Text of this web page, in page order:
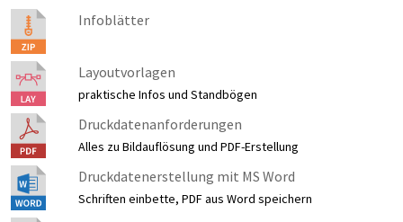
Infoblätter
Layoutvorlagen
praktische Infos und Standbögen
Druckdatenanforderungen
Alles zu Bildauflösung und PDF-Erstellung
Druckdatenerstellung mit MS Word
Schriften einbette, PDF aus Word speichern